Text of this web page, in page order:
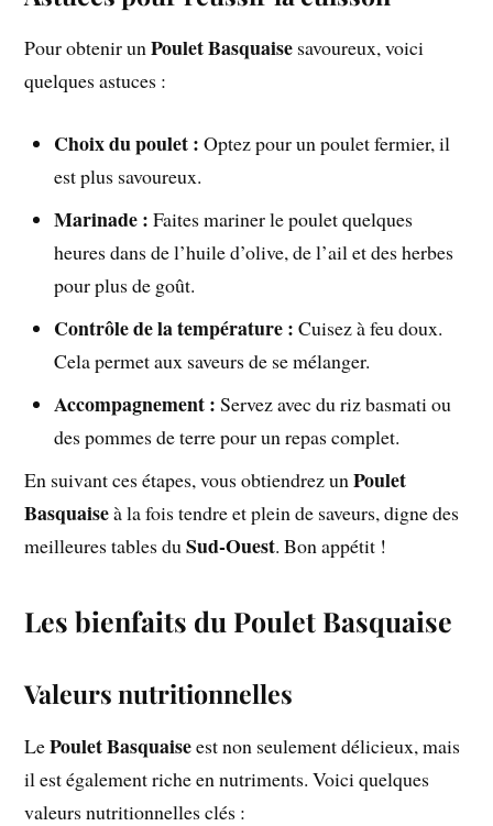
Pour obtenir unPoulet Basquaise savoureux, voici
quelques astuces :
Choix du poulet : Optez pour un poulet fermier, il
est plus savoureux.
Marinade : Faites mariner le poulet quelques
heures dans de l’huile d’olive, de l’ail et des herbes
pour plus de goût.
Contrôle de la température : Cuisez à feu doux.
Cela permet aux saveurs de se mélanger.
Accompagnement : Servez avec du riz basmati ou
des pommes de terre pour un repas complet.
En suivant ces étapes, vous obtiendrez unPoulet
Basquaiseà la fois tendre et plein de saveurs, digne des
meilleures tables duSud-Ouest. Bon appétit !
Les bienfaits du Poulet Basquaise
Valeurs nutritionnelles
LePoulet Basquaiseest non seulement délicieux, mais
il est également riche en nutriments. Voici quelques
valeurs nutritionnelles clés :